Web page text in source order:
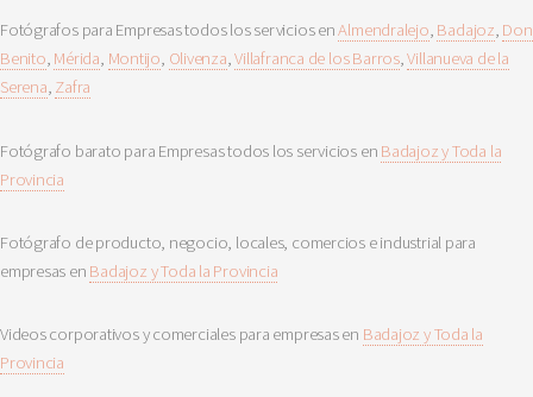
Fotógrafos para Empresas todos los servicios enAlmendralejo, Badajoz, Don
Benito, Mérida, Montijo, Olivenza,Villafranca de los Barros,Villanueva de la
Serena, Zafra
Fotógrafo barato para Empresas todos los servicios en Badajoz y Toda la
Provincia
Fotógrafo de producto, negocio, locales, comercios e industrial para
empresas en Badajoz y Toda la Provincia
Videos corporativos y comerciales para empresas en Badajoz y Toda la
Provincia